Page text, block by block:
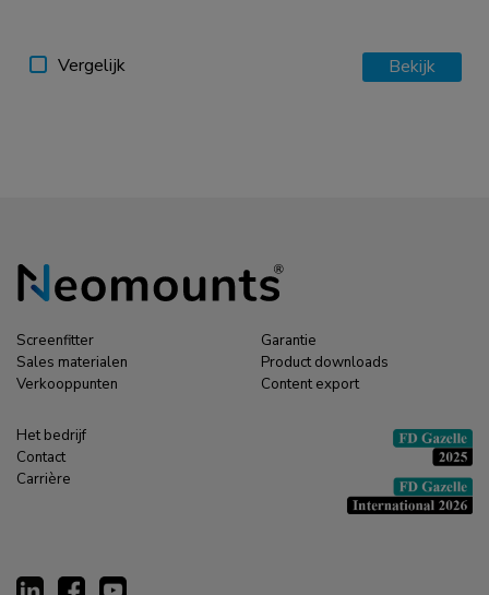
Vergelijk Bekijk
Screenfitter
Sales materialen
Verkooppunten
Garantie
Product downloads
Content export
Het bedrijf
Contact
Carrière